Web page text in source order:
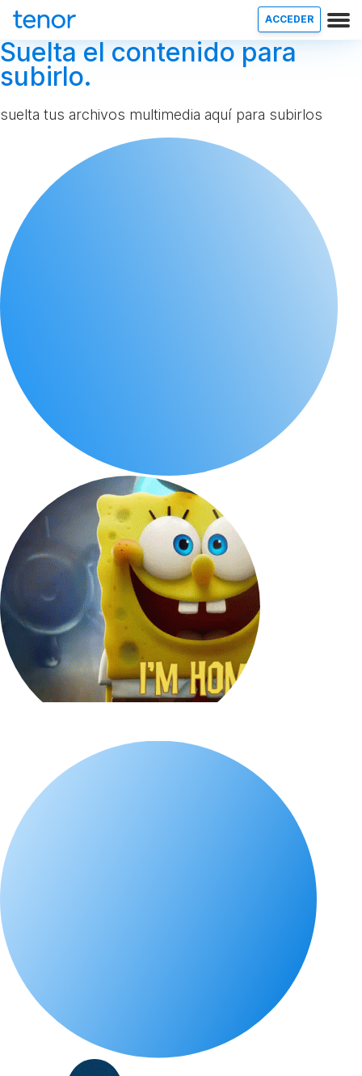
ACCEDER
Suelta el contenido para
subirlo.
suelta tus archivos multimedia aquí para subirlos